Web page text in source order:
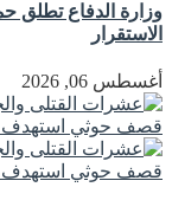
وزارة الدفاع تطلق
الاستقرار
أغسطس 06, 2026